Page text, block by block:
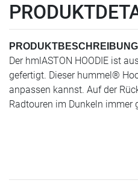
Der hmlASTON HOODIE ist
gefertigt. Dieser hummel®
anpassen kannst. Auf der
Radtouren im Dunkeln immer